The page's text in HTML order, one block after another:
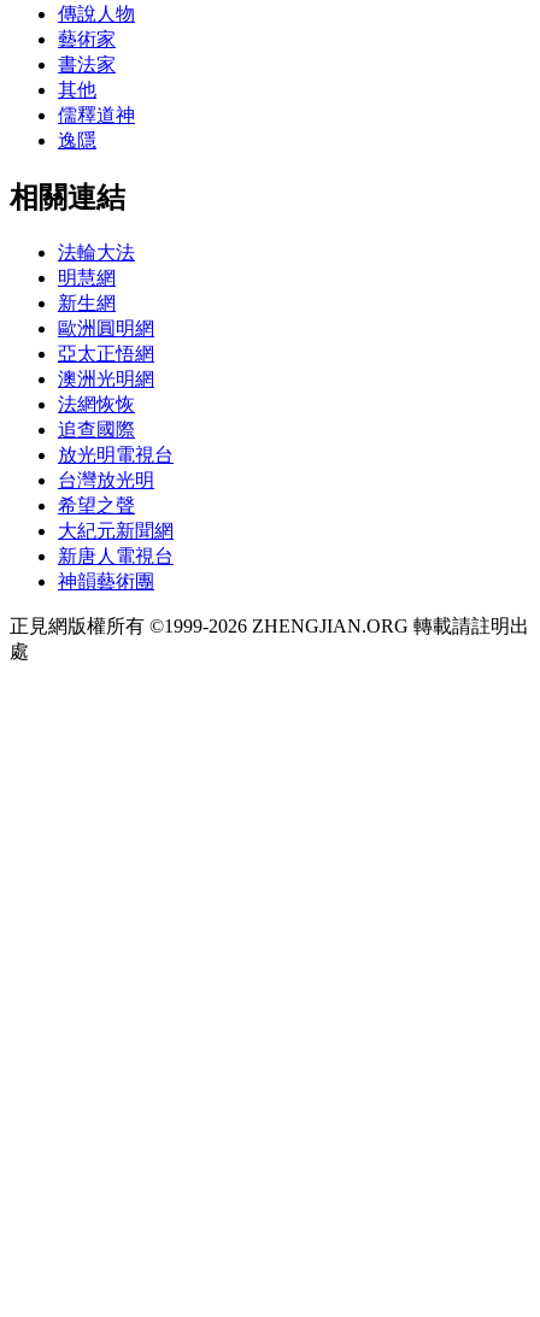
傳說人物
藝術家
書法家
其他
儒釋道神
逸隱
相關連結
法輪大法
明慧網
新生網
歐洲圓明網
亞太正悟網
澳洲光明網
法網恢恢
追查國際
放光明電視台
台灣放光明
希望之聲
大紀元新聞網
新唐人電視台
神韻藝術團
正見網版權所有 ©1999-2026 ZHENGJIAN.ORG 轉載請註明出
處